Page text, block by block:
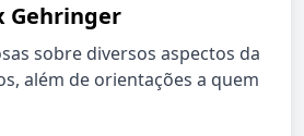
Gehringer
sobre diversos aspectos da
além de orientações a quem